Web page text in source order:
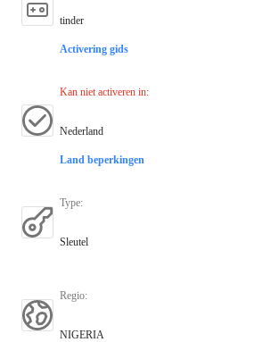
tinder
Activering gids
Kan niet activeren in:
Nederland
Land beperkingen
Type:
Sleutel
Regio:
NIGERIA